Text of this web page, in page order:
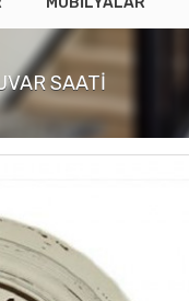
SAATİ